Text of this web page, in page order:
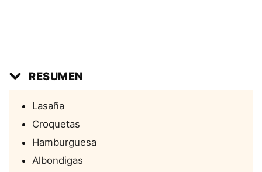
RESUMEN
Lasaña
Croquetas
Hamburguesa
Albondigas